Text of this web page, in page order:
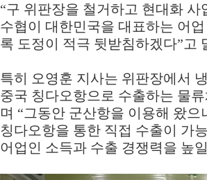
“구 위판장을 철거하고 현대화 사
수협이 대한민국을 대표하는 어
록 도정이 적극 뒷받침하겠다”고
특히 오영훈 지사는 위판장에서
중국 칭다오항으로 수출하는 물
며 “그동안 군산항을 이용해 왔
칭다오항을 통한 직접 수출이 가
어업인 소득과 수출 경쟁력을 높